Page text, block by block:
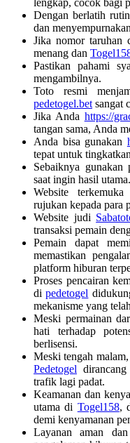
Dengan berlatih
dan
Jika nomor taruhan
menang dan
Pastikan pahami
mengambilnya.
Toto resmi
pedetogel.bet sangat
Jika Anda https://
tangan sama, Anda
Anda bisa gunakan
tepat untuk
Sebaiknya
saat ingin hasil utama.
Website
rujukan kepada para
Website judi
transaksi pemain
Pemain dapat
memastikan
platform hiburan
Proses pencairan
dipedetogel
mekanisme yang
Meski permainan
hati terhadap
berlisensi.
Meski tengah
Pedetogel
trafik lagi padat.
Keamanan dan
utama di Togel158,
demi kenyamanan
Layanan aman